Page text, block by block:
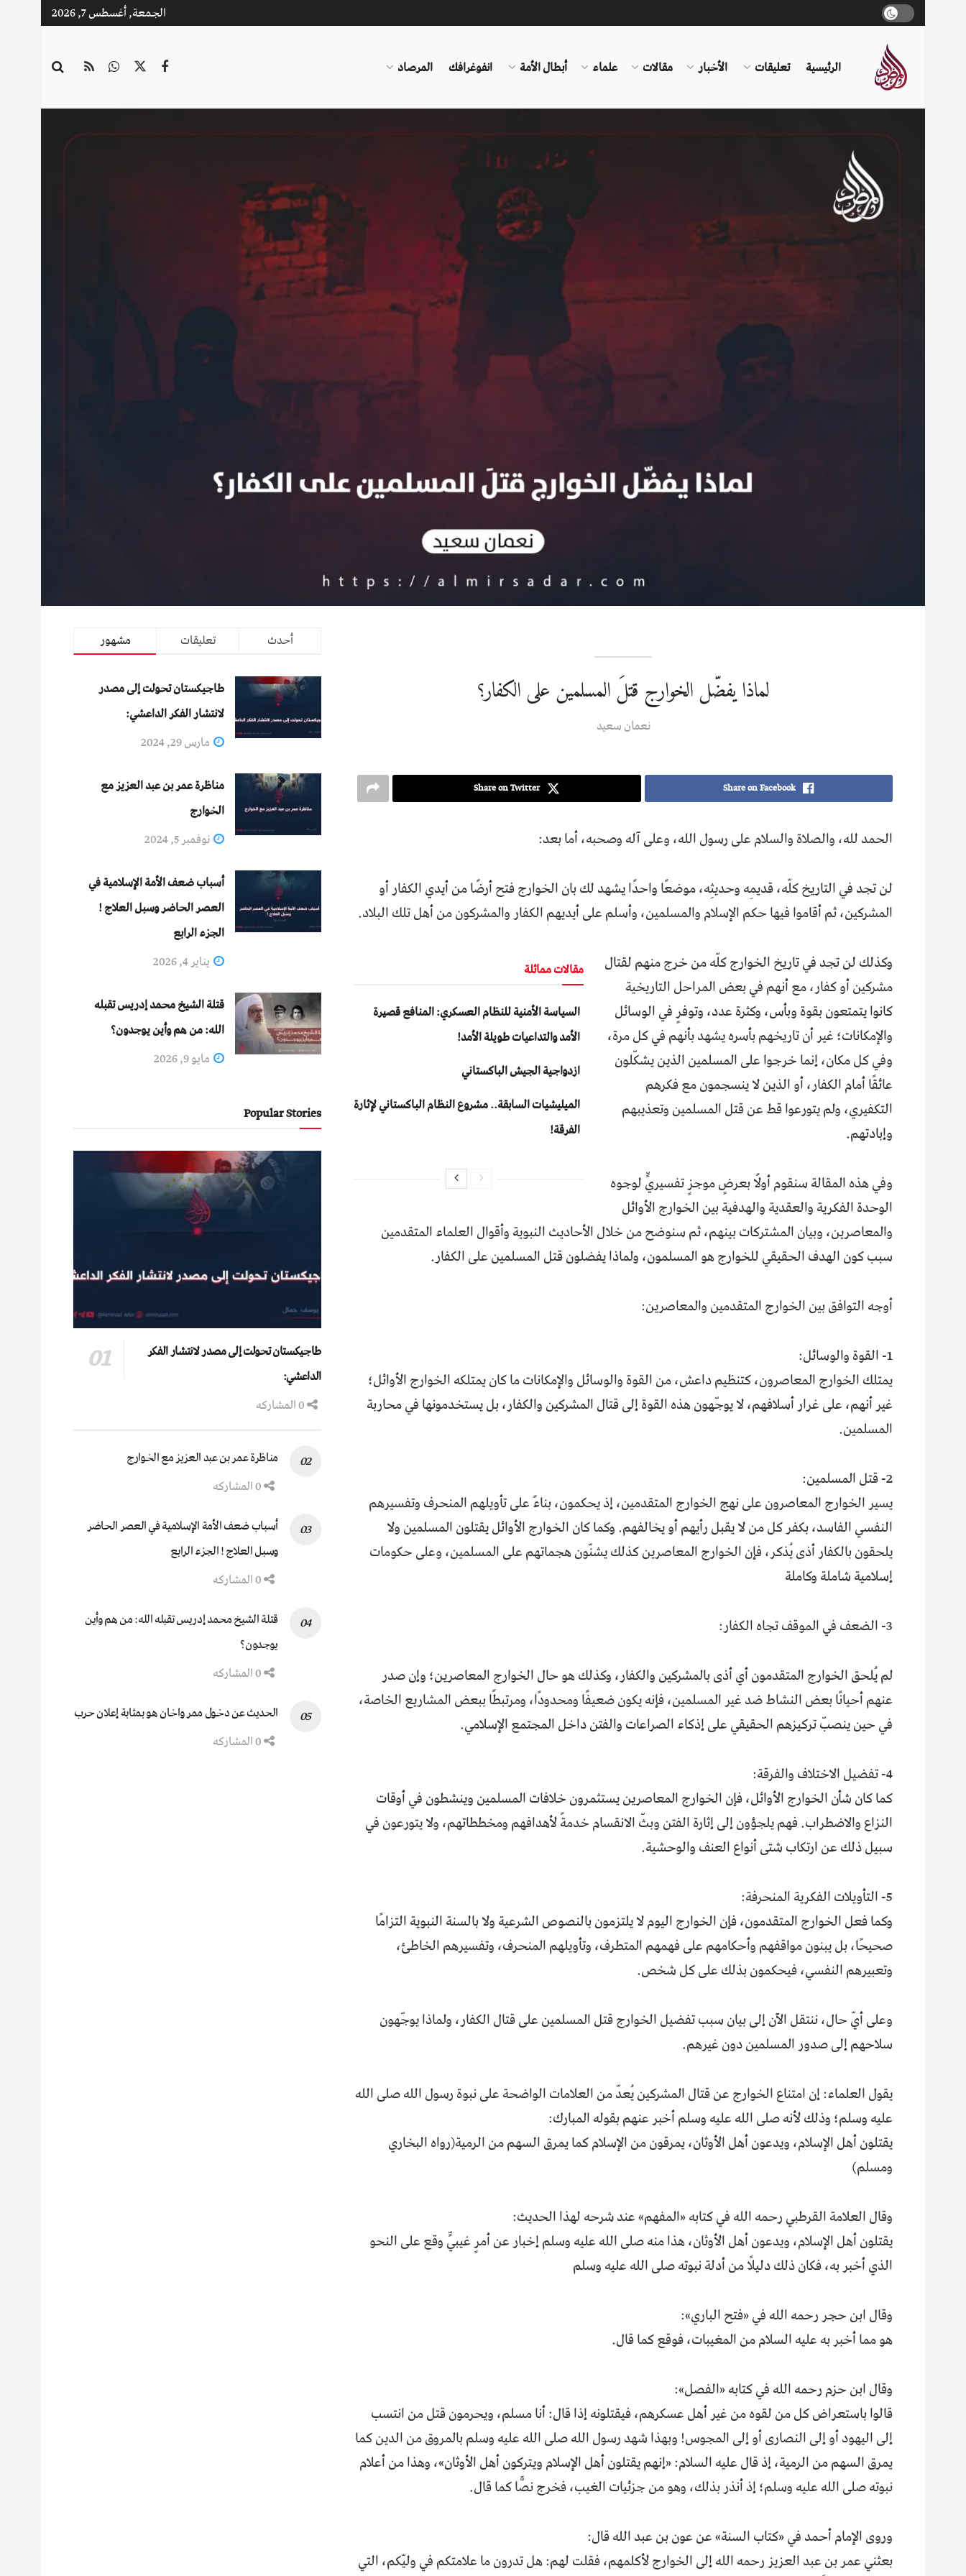
الجمعة, أغسطس 7, 2026
الرئيسية تعليقات الأخبار مقالات علماء أبطال الأمة انفوغرافك المرصاد
لماذا يفضّل الخوارج قتلَ المسلمين على الكفار؟
نعمان سعید
Share on Facebook
Share on Twitter
الحمد لله، والصلاة والسلام على رسول الله، وعلى آله وصحبه، أما بعد:
لن تجد في التاريخ كلّه، قديمِه وحديثِه، موضعًا واحدًا يشهد لك بان الخوارج فتح أرضًا من أيدي الكفار أو
المشركين، ثم أقاموا فيها حكم الإسلام والمسلمين، وأسلم على أيديهم الكفار والمشركون من أهل تلك البلاد.
مقالات مماثلة
السياسة الأمنية للنظام العسكري: المنافع قصيرة
الأمد والتداعيات طويلة الأمد!
ازدواجية الجيش الباكستاني
المیلیشیات السابقة.. مشروع النظام الباكستاني لإثارة
الفرقة!
وكذلك لن تجد في تاريخ الخوارج كلّه من خرج منهم لقتال
مشركين أو كفار، مع أنهم في بعض المراحل التاريخية
كانوا يتمتعون بقوة وبأس، وكثرة عدد، وتوفرٍ في الوسائل
والإمكانات؛ غير أن تاريخهم بأسره يشهد بأنهم في كل مرة،
وفي كل مكان، إنما خرجوا على المسلمين الذين يشكّلون
عائقًا أمام الكفار، أو الذين لا ينسجمون مع فكرهم
التكفيري، ولم يتورعوا قط عن قتل المسلمين وتعذيبهم
وإبادتهم.
وفي هذه المقالة سنقوم أولًا بعرضٍ موجزٍ تفسيريٍّ لوجوه
الوحدة الفكرية والعقدية والهدفية بين الخوارج الأوائل
والمعاصرين، وبيان المشتركات بينهم، ثم سنوضح من خلال الأحاديث النبوية وأقوال العلماء المتقدمين
سبب كون الهدف الحقيقي للخوارج هو المسلمون، ولماذا يفضلون قتل المسلمين على الكفار.
أوجه التوافق بين الخوارج المتقدمين والمعاصرين:
1- القوة والوسائل:
يمتلك الخوارج المعاصرون، كتنظيم داعش، من القوة والوسائل والإمكانات ما كان يمتلكه الخوارج الأوائل؛
غير أنهم، على غرار أسلافهم، لا يوجّهون هذه القوة إلى قتال المشركين والكفار، بل يستخدمونها في محاربة
المسلمين.
2- قتل المسلمين:
يسير الخوارج المعاصرون على نهج الخوارج المتقدمين، إذ يحكمون، بناءً على تأويلهم المنحرف وتفسيرهم
النفسي الفاسد، بكفر كل من لا يقبل رأيهم أو يخالفهم. وكما كان الخوارج الأوائل يقتلون المسلمين ولا
يلحقون بالكفار أذى يُذكر، فإن الخوارج المعاصرين كذلك يشنّون هجماتهم على المسلمين، وعلى حكومات
إسلامية شاملة وكاملة
3- الضعف في الموقف تجاه الكفار:
لم يُلحق الخوارج المتقدمون أي أذى بالمشركين والكفار، وكذلك هو حال الخوارج المعاصرين؛ وإن صدر
عنهم أحيانًا بعض النشاط ضد غير المسلمين، فإنه يكون ضعيفًا ومحدودًا، ومرتبطًا ببعض المشاريع الخاصة،
في حين ينصبّ تركيزهم الحقيقي على إذكاء الصراعات والفتن داخل المجتمع الإسلامي.
4- تفضيل الاختلاف والفرقة:
كما كان شأن الخوارج الأوائل، فإن الخوارج المعاصرين يستثمرون خلافات المسلمين وينشطون في أوقات
النزاع والاضطراب. فهم يلجؤون إلى إثارة الفتن وبثّ الانقسام خدمةً لأهدافهم ومخططاتهم، ولا يتورعون في
سبيل ذلك عن ارتكاب شتى أنواع العنف والوحشية.
5- التأويلات الفكرية المنحرفة:
وكما فعل الخوارج المتقدمون، فإن الخوارج اليوم لا يلتزمون بالنصوص الشرعية ولا بالسنة النبوية التزامًا
صحيحًا، بل يبنون مواقفهم وأحكامهم على فهمهم المتطرف، وتأويلهم المنحرف، وتفسيرهم الخاطئ،
وتعبيرهم النفسي، فيحكمون بذلك على كل شخص.
وعلى أيّ حال، ننتقل الآن إلى بيان سبب تفضيل الخوارج قتل المسلمين على قتال الكفار، ولماذا يوجّهون
سلاحهم إلى صدور المسلمين دون غيرهم.
يقول العلماء: إن امتناع الخوارج عن قتال المشركين يُعدّ من العلامات الواضحة على نبوة رسول الله صلى الله
عليه وسلم؛ وذلك لأنه صلى الله عليه وسلم أخبر عنهم بقوله المبارك:
يقتلون أهل الإسلام، ويدعون أهل الأوثان، يمرقون من الإسلام كما يمرق السهم من الرمية(رواه البخاري
ومسلم)
وقال العلامة القرطبي رحمه الله في كتابه «المفهم» عند شرحه لهذا الحديث:
يقتلون أهل الإسلام، ويدعون أهل الأوثان، هذا منه صلى الله عليه وسلم إخبار عن أمرٍ غيبيٍّ وقع على النحو
الذي أخبر به، فكان ذلك دليلًا من أدلة نبوته صلى الله عليه وسلم
وقال ابن حجر رحمه الله في «فتح الباري»:
هو مما أخبر به عليه السلام من المغيبات، فوقع كما قال.
وقال ابن حزم رحمه الله في كتابه «الفصل»:
قالوا باستعراض كل من لقوه من غير أهل عسكرهم، فيقتلونه إذا قال: أنا مسلم، ويحرمون قتل من انتسب
إلى اليهود أو إلى النصارى أو إلى المجوس! وبهذا شهد رسول الله صلى الله عليه وسلم بالمروق من الدين كما
يمرق السهم من الرمية، إذ قال عليه السلام: «إنهم يقتلون أهل الإسلام ويتركون أهل الأوثان»، وهذا من أعلام
نبوته صلى الله عليه وسلم؛ إذ أنذر بذلك، وهو من جزئيات الغيب، فخرج نصًّا كما قال.
وروى الإمام أحمد في «كتاب السنة» عن عون بن عبد الله قال:
بعثني عمر بن عبد العزيز رحمه الله إلى الخوارج لأكلمهم، فقلت لهم: هل تدرون ما علامتكم في وليّكم، التي
مشهور تعليقات أحدث
طاجيكستان تحولت إلى مصدر
لانتشار الفكر الداعشي:
مارس 29, 2024
مناظرة عمر بن عبد العزيز مع
الخوارج
نوفمبر 5, 2024
أسباب ضعف الأمة الإسلامية في
العصر الحاضر وسبل العلاج !
الجزء الرابع
يناير 4, 2026
قتلة الشيخ محمد إدريس تقبله
الله: من هم وأين يوجدون؟
مايو 9, 2026
Popular Stories
طاجيكستان تحولت إلى مصدر لانتشار الفكر
الداعشي:
مناظرة عمر بن عبد العزيز مع الخوارج
أسباب ضعف الأمة الإسلامية في العصر الحاضر
وسبل العلاج ! الجزء الرابع
قتلة الشيخ محمد إدريس تقبله الله: من هم وأين
يوجدون؟
الحديث عن دخول ممر واخان هو بمثابة إعلان حرب